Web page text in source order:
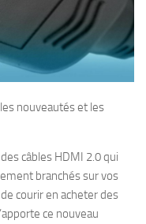
câbles HDMI 2.0 qui
branchés sur vos
courir en acheter des
ce nouveau